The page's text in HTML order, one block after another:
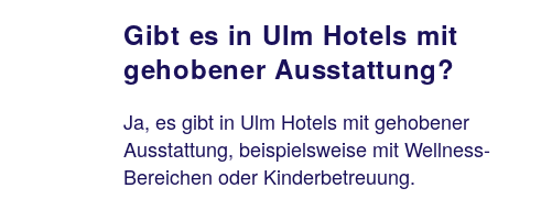
Gibt es in Ulm Hotels mit
gehobener Ausstattung?
Ja, es gibt in Ulm Hotels mit gehobener
Ausstattung, beispielsweise mit Wellness-
Bereichen oder Kinderbetreuung.